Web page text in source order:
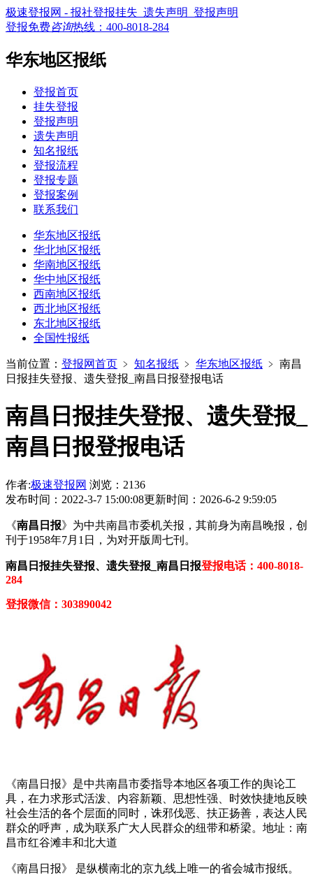
极速登报网 - 报社登报挂失_遗失声明_登报声明
登报免费咨询热线： 400-8018-284
华东地区报纸
登报首页
挂失登报
登报声明
遗失声明
知名报纸
登报流程
登报专题
登报案例
联系我们
华东地区报纸
华北地区报纸
华南地区报纸
华中地区报纸
西南地区报纸
西北地区报纸
东北地区报纸
全国性报纸
当前位置： 登报网首页 ﹥ 知名报纸 ﹥ 华东地区报纸 ﹥ 南昌
日报挂失登报、遗失登报_南昌日报登报电话
南昌日报挂失登报、遗失登报_
南昌日报登报电话
作者:极速登报网 浏览：2136
发布时间：2022-3-7 15:00:08更新时间：2026-6-2 9:59:05
《南昌日报》为中共南昌市委机关报，其前身为南昌晚报，创
刊于1958年7月1日，为对开版周七刊。
南昌日报挂失登报、遗失登报_南昌日报登报电话：400-8018-
284
登报微信：303890042
《南昌日报》是中共南昌市委指导本地区各项工作的舆论工
具，在力求形式活泼、内容新颖、思想性强、时效快捷地反映
社会生活的各个层面的同时，诛邪伐恶、扶正扬善，表达人民
群众的呼声，成为联系广大人民群众的纽带和桥梁。地址：南
昌市红谷滩丰和北大道
《南昌日报》 是纵横南北的京九线上唯一的省会城市报纸。